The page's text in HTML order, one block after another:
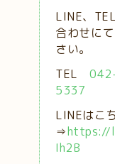
LINE、
合わせに
さい。
TEL
5337
LINEはこ
⇒https://
Ih2B